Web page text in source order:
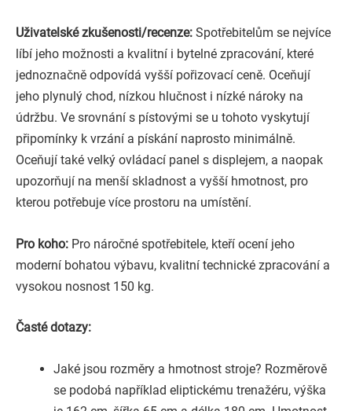
Uživatelské zkušenosti/recenze: Spotřebitelům se nejvíce
líbí jeho možnosti a kvalitní i bytelné zpracování, které
jednoznačně odpovídá vyšší pořizovací ceně. Oceňují
jeho plynulý chod, nízkou hlučnost i nízké nároky na
údržbu. Ve srovnání s pístovými se u tohoto vyskytují
připomínky k vrzání a pískání naprosto minimálně.
Oceňují také velký ovládací panel s displejem, a naopak
upozorňují na menší skladnost a vyšší hmotnost, pro
kterou potřebuje více prostoru na umístění.
Pro koho: Pro náročné spotřebitele, kteří ocení jeho
moderní bohatou výbavu, kvalitní technické zpracování a
vysokou nosnost 150 kg.
Časté dotazy:
Jaké jsou rozměry a hmotnost stroje? Rozměrově
se podobá například eliptickému trenažéru, výška